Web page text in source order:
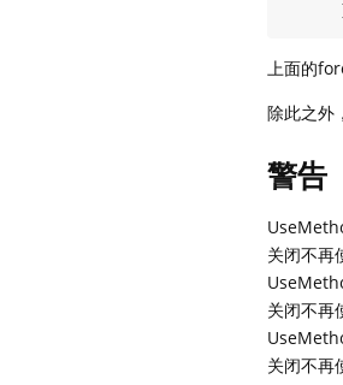
上面的
除此之外
警告
关闭不再
关闭不再
关闭不再